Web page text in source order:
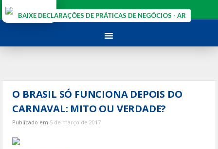
para
BAIXE DECLARAÇÕES DE PRÁTICAS DE NEGÓCIOS - AR
O BRASIL SÓ FUNCIONA DEPOIS DO
CARNAVAL: MITO OU VERDADE?
Publicado em 5 de março de 2017